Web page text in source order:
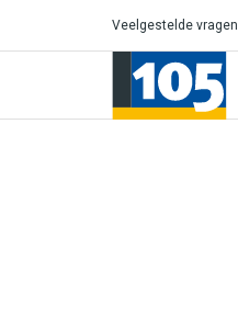
Veelgestelde vragen